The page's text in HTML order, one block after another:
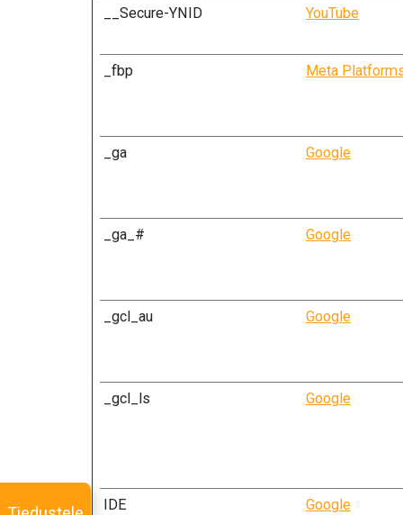
__Secure-YNID YouTube
_fbp Meta
_ga Google
_ga_# Google
_gcl_au Google
_gcl_ls Google
IDE Google